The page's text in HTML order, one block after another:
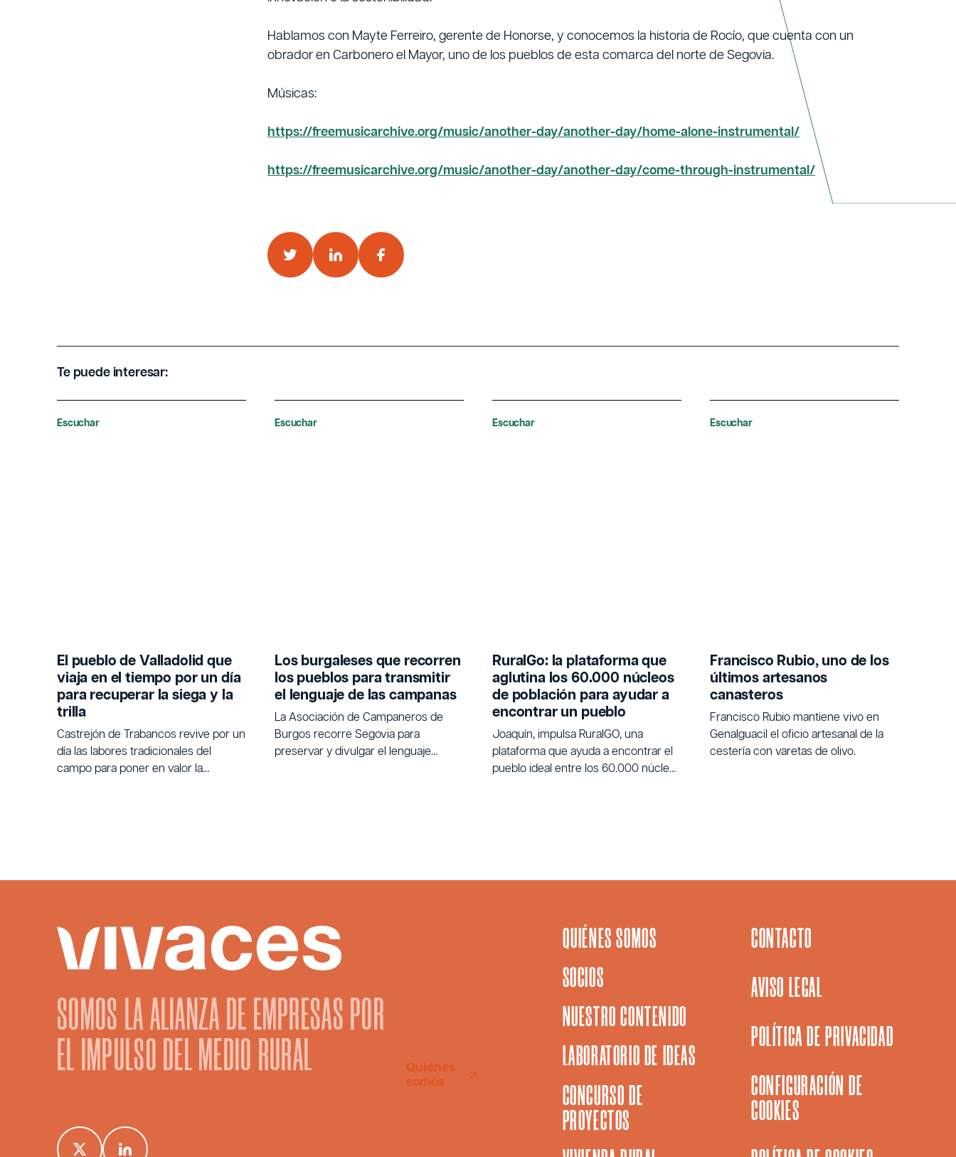
Hablamos con Mayte Ferreiro, gerente de Honorse, y conocemos la historia de Rocío, que cuenta con un
obrador en Carbonero el Mayor, uno de los pueblos de esta comarca del norte de Segovia.
Músicas:
https://freemusicarchive.org/music/another-day/another-day/home-alone-instrumental/
https://freemusicarchive.org/music/another-day/another-day/come-through-instrumental/
Te puede interesar:
Escuchar
El pueblo de Valladolid que
viaja en el tiempo por un día
para recuperar la siega y la
trilla
Castrejón de Trabancos revive por un
día las labores tradicionales del
campo para poner en valor la
Escuchar
Los burgaleses que recorren
los pueblos para transmitir
el lenguaje de las campanas
La Asociación de Campaneros de
Burgos recorre Segovia para
preservar y divulgar el lenguaje
Escuchar
RuralGo: la plataforma que
aglutina los 60.000 núcleos
de población para ayudar a
encontrar un pueblo
Joaquín, impulsa RuralGO, una
plataforma que ayuda a encontrar el
pueblo ideal entre los 60.000 núcleos
Escuchar
Francisco Rubio, uno de los
últimos artesanos
canasteros
Francisco Rubio mantiene vivo en
Genalguacil el oficio artesanal de la
cestería con varetas de olivo.
SOMOS LA ALIANZA DE EMPRESAS POR
EL IMPULSO DEL MEDIO RURAL
Quiénes
somos
QUIÉNES SOMOS
SOCIOS
NUESTRO CONTENIDO
LABORATORIO DE IDEAS
CONCURSO DE
PROYECTOS
CONTACTO
AVISO LEGAL
POLÍTICA DE PRIVACIDAD
CONFIGURACIÓN DE
COOKIES